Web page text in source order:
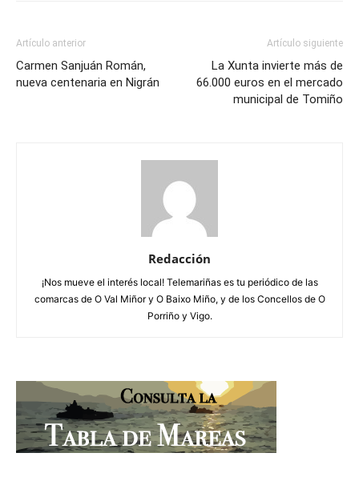
Artículo anterior
Carmen Sanjuán Román,
nueva centenaria en Nigrán
Artículo siguiente
La Xunta invierte más de
66.000 euros en el mercado
municipal de Tomiño
Redacción
¡Nos mueve el interés local! Telemariñas es tu periódico de las
comarcas de O Val Miñor y O Baixo Miño, y de los Concellos de O
Porriño y Vigo.